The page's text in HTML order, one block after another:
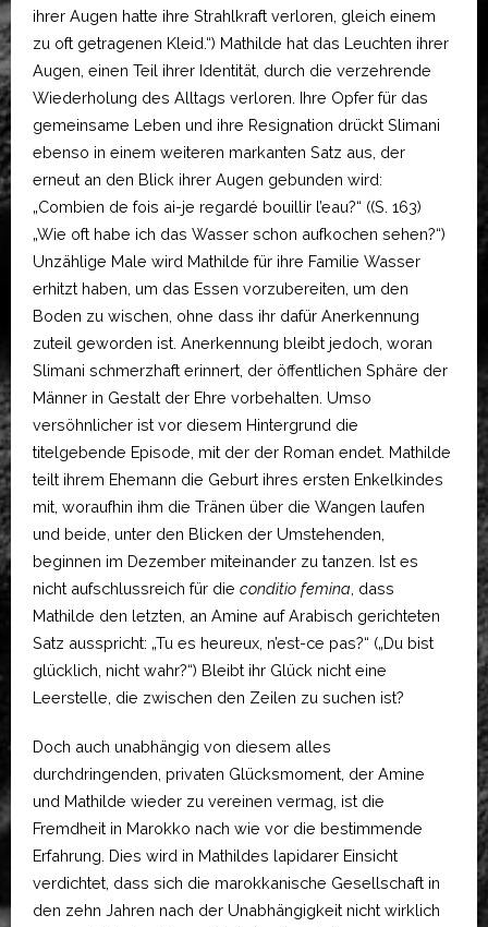
ihrer Augen hatte ihre Strahlkraft verloren, gleich einem
zu oft getragenen Kleid.“) Mathilde hat das Leuchten ihrer
Augen, einen Teil ihrer Identität, durch die verzehrende
Wiederholung des Alltags verloren. Ihre Opfer für das
gemeinsame Leben und ihre Resignation drückt Slimani
ebenso in einem weiteren markanten Satz aus, der
erneut an den Blick ihrer Augen gebunden wird:
„Combien de fois ai-je regardé bouillir l’eau?“ ((S. 163)
„Wie oft habe ich das Wasser schon aufkochen sehen?“)
Unzählige Male wird Mathilde für ihre Familie Wasser
erhitzt haben, um das Essen vorzubereiten, um den
Boden zu wischen, ohne dass ihr dafür Anerkennung
zuteil geworden ist. Anerkennung bleibt jedoch, woran
Slimani schmerzhaft erinnert, der öffentlichen Sphäre der
Männer in Gestalt der Ehre vorbehalten. Umso
versöhnlicher ist vor diesem Hintergrund die
titelgebende Episode, mit der der Roman endet. Mathilde
teilt ihrem Ehemann die Geburt ihres ersten Enkelkindes
mit, woraufhin ihm die Tränen über die Wangen laufen
und beide, unter den Blicken der Umstehenden,
beginnen im Dezember miteinander zu tanzen. Ist es
nicht aufschlussreich für die conditio femina , dass
Mathilde den letzten, an Amine auf Arabisch gerichteten
Satz ausspricht: „Tu es heureux, n’est-ce pas?“ („Du bist
glücklich, nicht wahr?“) Bleibt ihr Glück nicht eine
Leerstelle, die zwischen den Zeilen zu suchen ist?
Doch auch unabhängig von diesem alles
durchdringenden, privaten Glücksmoment, der Amine
und Mathilde wieder zu vereinen vermag, ist die
Fremdheit in Marokko nach wie vor die bestimmende
Erfahrung. Dies wird in Mathildes lapidarer Einsicht
verdichtet, dass sich die marokkanische Gesellschaft in
den zehn Jahren nach der Unabhängigkeit nicht wirklich